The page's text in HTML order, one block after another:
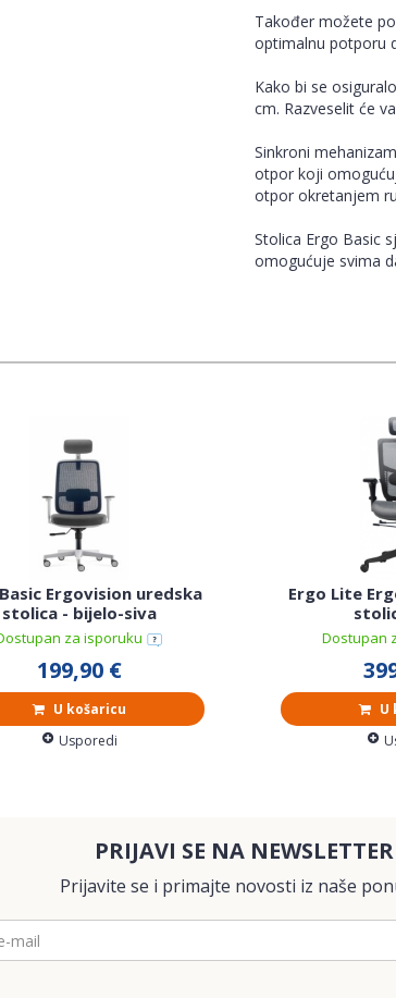
Također možete
optimalnu potporu
Kako bi se
cm. Razveselit će
Sinkroni
otpor koji
otpor okretanjem
Stolica Ergo Basic
omogućuje svima
Ergovision uredska
stolica - bijelo-siva
za isporuku
199,90 €
U košaricu
Usporedi
Ergo Lite
Dostupan
U
PRIJAVI SE NA NEWSLETTER
Prijavite se i primajte novosti iz naše